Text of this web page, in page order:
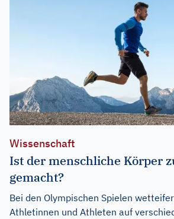
Wissenschaft
Ist der menschliche Körper
gemacht?
Bei den Olympischen Spielen
Athletinnen und Athleten auf